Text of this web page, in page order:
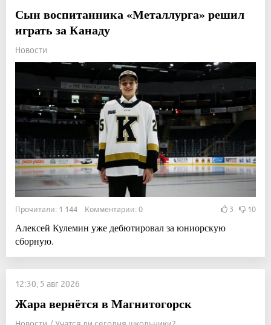
Сын воспитанника «Металлурга» решил
играть за Канаду
Новости
Прочитали: 1 144 Комментарии: 0 3 10
Алексей Кулемин уже дебютировал за юниорскую
сборную.
12:30, 5 авг 2026
Жара вернётся в Магнитогорск